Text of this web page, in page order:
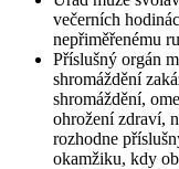
večerních
nepřiměřenému
Příslušný orgán
shromáždění
shromáždění,
ohrožení zdraví,
rozhodne
okamžiku, kdy